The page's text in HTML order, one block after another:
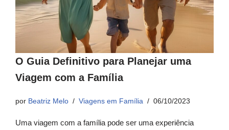
O Guia Definitivo para Planejar uma
Viagem com a Família
por Beatriz Melo Viagens em Família 06/10/2023
Uma viagem com a família pode ser uma experiência